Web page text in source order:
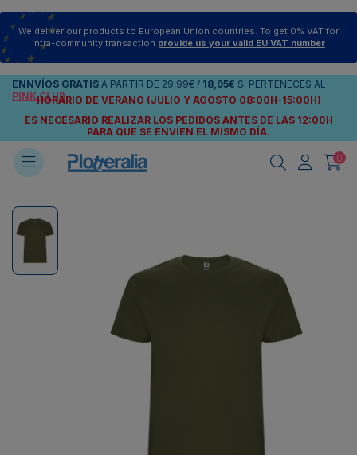
We deliver our products to European Union countries. To get 0% VAT for
intra-community transaction provide us your valid EU VAT number
ENNVÍOS GRATIS A PARTIR DE 29,99€ / 18,95€ SI PERTENECES AL
PINK CLUB
HORARIO DE VERANO (JULIO Y AGOSTO 08:00H-15:00H)
ES NECESARIO REALIZAR LOS PEDIDOS ANTES DE LAS 12:00H
PARA QUE SE ENVÍEN EL MISMO DÍA.
0